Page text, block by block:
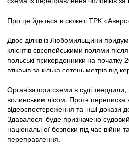
Про це йдеться в сюжеті ТРК
Двоє ділків із Любомильщини
клієнтів європейськими полями
польські прикордонники на початку
втікачів за кілька сотень метрів від
Організатори схеми в суді
волинським лісом. Проте
відеоспостереження та інші докази
Здавалося, буде призначено
національної безпеки під час війни
переправлення.